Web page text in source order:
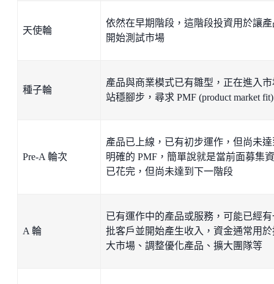
天使輪
依然在早期階段，這階段投資用於讓產
開始測試市場
種子輪
產品與商業模式已有雛型，正在進入市
站穩腳步，尋求 PMF (product market fit)
Pre-A 輪次
產品已上線，已有初步運作，但尚未達
明確的 PMF，簡單說就是當前面募集
已花完，但尚未達到下一階段
A 輪
已有運作中的產品或服務，可能已經有
批客戶並開始產生收入，資金通常用於
大市場、調整優化產品、擴大團隊等